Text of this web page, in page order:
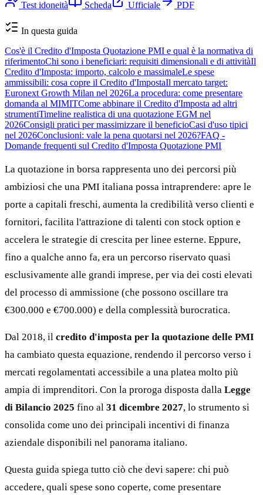
Test idoneità Scheda Ufficiale PDF
In questa guida
Cos'è il Credito d'Imposta Quotazione PMI e qual è la normativa di
riferimentoChi sono i beneficiari: requisiti dimensionali e di attivitàIl
Credito d'Imposta: importo, calcolo e massimaleLe spese
ammissibili: cosa copre il Credito d'ImpostaIl mercato target:
Euronext Growth Milan nel 2026La procedura: come presentare
domanda al MIMITCome abbinare il Credito d'Imposta ad altri
strumentiTimeline realistica di una quotazione EGM nel
2026Consigli pratici per massimizzare il beneficioCasi d'uso tipici
nel 2026Conclusioni: vale la pena quotarsi nel 2026?FAQ -
Domande frequenti sul Credito d'Imposta Quotazione PMI
La quotazione in borsa rappresenta uno dei percorsi più
ambiziosi che una PMI italiana possa intraprendere: apre le
porte a capitali freschi, aumenta la credibilità verso clienti e
fornitori, facilita l'attrazione di talenti con stock option e
accelera le strategie di crescita per linee esterne. Eppure,
fino a qualche anno fa, era un percorso riservato quasi
esclusivamente alle grandi imprese, per via dei costi elevati
del processo di ammissione (che possono oscillare tra
€300.000 e €700.000) e della complessità burocratica.
Dal 2018, il credito d'imposta per la quotazione delle PMI
ha cambiato questa equazione, rendendo il percorso verso i
mercati regolamentati accessibile a una platea molto più
ampia di imprenditori. Con la proroga disposta dalla Legge
di Bilancio 2025 fino al 31 dicembre 2027, lo strumento si
consolida come uno dei principali incentivi di finanza
aziendale disponibili nel panorama italiano.
Questa guida spiega tutto ciò che devi sapere: chi può
accedere, quali spese sono coperte, come presentare